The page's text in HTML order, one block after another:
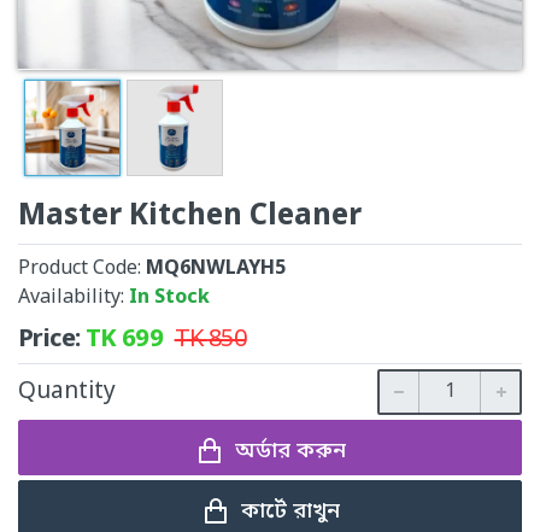
Master Kitchen Cleaner
Product Code: MQ6NWLAYH5
Availability: In Stock
Price:TK699 TK850
Quantity
অর্ডার করুন
কার্টে রাখুন